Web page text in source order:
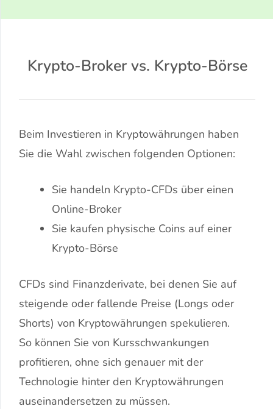
Krypto-Broker vs. Krypto-Börse
Beim Investieren in Kryptowährungen haben
Sie die Wahl zwischen folgenden Optionen:
Sie handeln Krypto-CFDs über einen
Online-Broker
Sie kaufen physische Coins auf einer
Krypto-Börse
CFDs sind Finanzderivate, bei denen Sie auf
steigende oder fallende Preise (Longs oder
Shorts) von Kryptowährungen spekulieren.
So können Sie von Kursschwankungen
profitieren, ohne sich genauer mit der
Technologie hinter den Kryptowährungen
auseinandersetzen zu müssen.